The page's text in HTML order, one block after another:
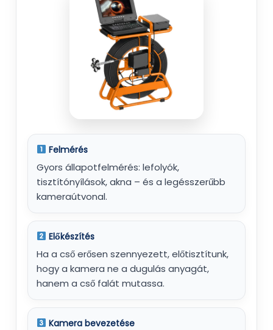
Felmérés
Gyors állapotfelmérés: lefolyók,
tisztítónyílások, akna – és a legésszerűbb
kameraútvonal.
Előkészítés
Ha a cső erősen szennyezett, előtisztítunk,
hogy a kamera ne a dugulás anyagát,
hanem a cső falát mutassa.
Kamera bevezetése